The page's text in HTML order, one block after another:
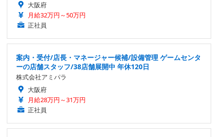
大阪府
月給32万円～50万円
正社員
案内・受付/店長・マネージャー候補/設備管理 ゲームセンタ
ーの店舗スタッフ/38店舗展開中 年休120日
株式会社アミパラ
大阪府
月給28万円～31万円
正社員